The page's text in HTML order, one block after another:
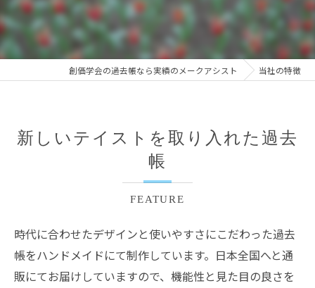
創価学会の過去帳なら実績のメークアシスト 当社の特徴
新しいテイストを取り入れた過去
帳
FEATURE
時代に合わせたデザインと使いやすさにこだわった過去
帳をハンドメイドにて制作しています。日本全国へと通
販にてお届けしていますので、機能性と見た目の良さを